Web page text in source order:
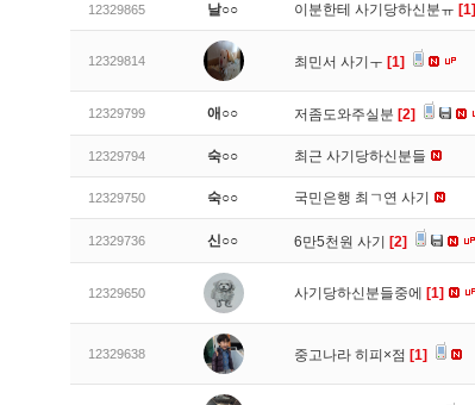
12329865 날○○ 이분한테 사기당하신분ㅠ [1]
12329814 최민서 사기ㅜ [1]
12329799 애○○ 저좀도와주실분 [2]
12329794 숙○○ 최근 사기당하신분들
12329750 숙○○ 국민은행 최ㄱ연 사기
12329736 신○○ 6만5천원 사기 [2]
12329650 사기당하신분들중에 [1]
12329638 중고나라 히피×점 [1]